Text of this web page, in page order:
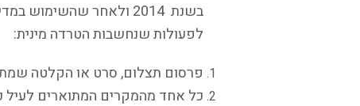
בשנת 2014 ולאחר
לפעולות שנחשבות הטרדה מינית:
פרסום תצלום, סרט או הקלטה
כל אחד מהמקרים המתוארים לעיל